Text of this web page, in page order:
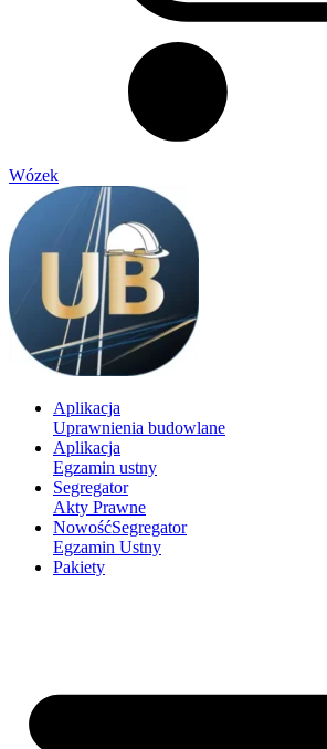
Wózek
Aplikacja
Uprawnienia budowlane
Aplikacja
Egzamin ustny
Segregator
Akty Prawne
NowośćSegregator
Egzamin Ustny
Pakiety